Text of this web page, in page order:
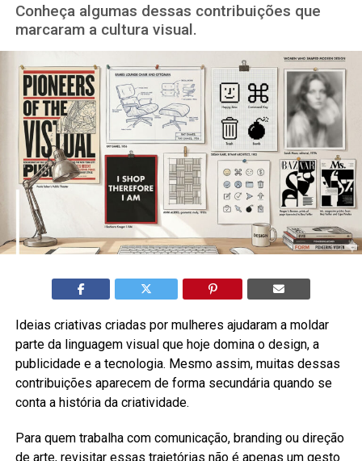
Conheça algumas dessas contribuições que
marcaram a cultura visual.
Ideias criativas criadas por mulheres ajudaram a moldar
parte da linguagem visual que hoje domina o design, a
publicidade e a tecnologia. Mesmo assim, muitas dessas
contribuições aparecem de forma secundária quando se
conta a história da criatividade.
Para quem trabalha com comunicação, branding ou direção
de arte, revisitar essas trajetórias não é apenas um gesto